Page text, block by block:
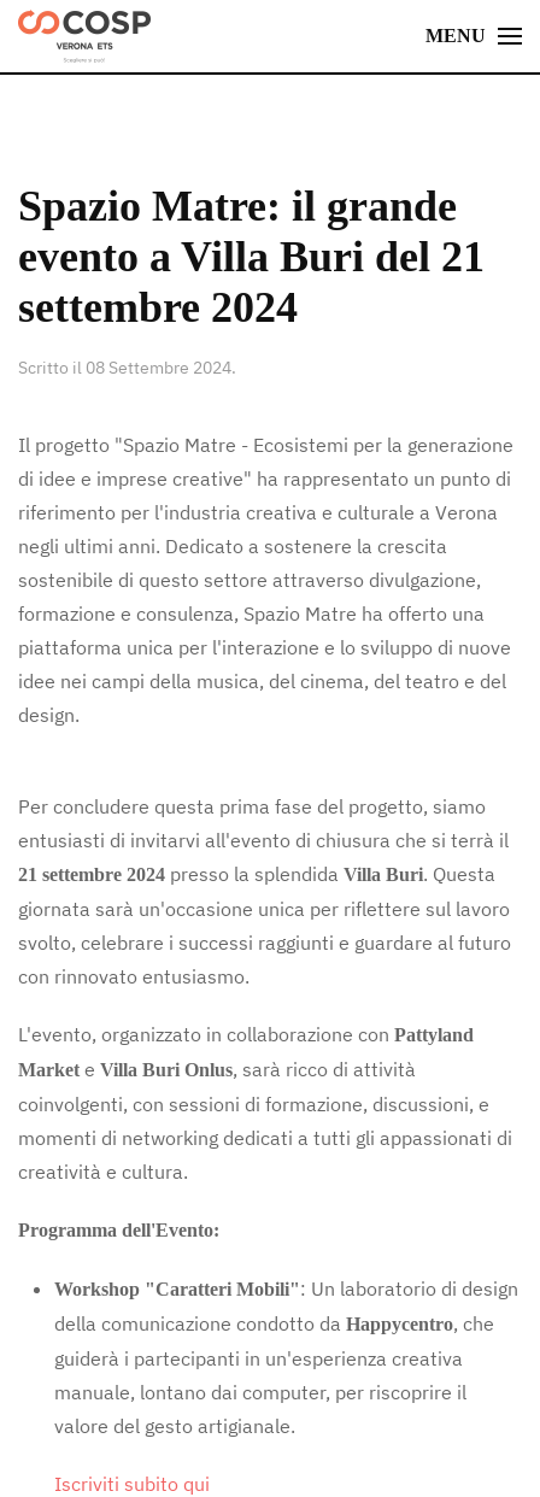
Skip
MENU
Spazio Matre: il grande
evento a Villa Buri del 21
settembre 2024
Scritto il 08 Settembre 2024.
Il progetto "Spazio Matre - Ecosistemi per la generazione
di idee e imprese creative" ha rappresentato un punto di
riferimento per l'industria creativa e culturale a Verona
negli ultimi anni. Dedicato a sostenere la crescita
sostenibile di questo settore attraverso divulgazione,
formazione e consulenza, Spazio Matre ha offerto una
piattaforma unica per l'interazione e lo sviluppo di nuove
idee nei campi della musica, del cinema, del teatro e del
design.
Per concludere questa prima fase del progetto, siamo
entusiasti di invitarvi all'evento di chiusura che si terrà il
21 settembre 2024 presso la splendida Villa Buri. Questa
giornata sarà un'occasione unica per riflettere sul lavoro
svolto, celebrare i successi raggiunti e guardare al futuro
con rinnovato entusiasmo.
L'evento, organizzato in collaborazione con Pattyland
Markete Villa Buri Onlus, sarà ricco di attività
coinvolgenti, con sessioni di formazione, discussioni, e
momenti di networking dedicati a tutti gli appassionati di
creatività e cultura.
Programma dell'Evento:
Workshop "Caratteri Mobili": Un laboratorio di design
della comunicazione condotto da Happycentro, che
guiderà i partecipanti in un'esperienza creativa
manuale, lontano dai computer, per riscoprire il
valore del gesto artigianale.
Iscriviti subito qui